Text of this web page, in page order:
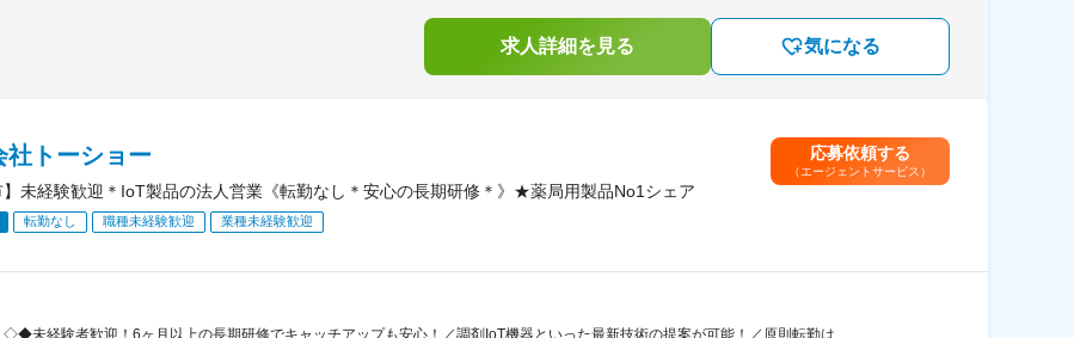
求人詳細を見る 気になる
社トーショー
】未経験歓迎＊IoT製品の法人営業《転勤なし＊安心の長期研修＊》★薬局用製品No1シェア
転勤なし 職種未経験歓迎 業種未経験歓迎
応募依頼する
（エージェントサービス）
◇◆未経験者歓迎！6ヶ月以上の長期研修でキャッチアップも安心！／調剤IoT機器といった最新技術の提案が可能！／原則転勤は